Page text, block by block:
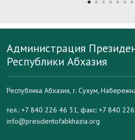
Администрация
Республики Абхазия
Республика Абхазия, г. Сухум,
тел.: +7 840 226 46 31, факс: +7 840
info@presidentofabkhazia.org